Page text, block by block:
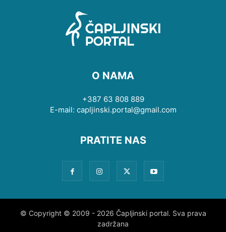
O NAMA
+387 63 808 889
E-mail: capljinski.portal@gmail.com
PRATITE NAS
© Copyright © 2009 - 2026 Čapljinski portal. Sva prava
zadržana